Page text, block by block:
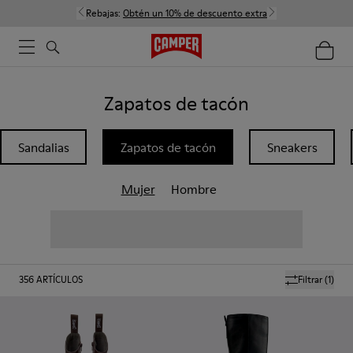
Rebajas: Obtén un 10% de descuento extra
Zapatos de tacón
Sandalias Zapatos de tacón Sneakers
Mujer Hombre
Filtrar(1)
356ARTÍCULOS